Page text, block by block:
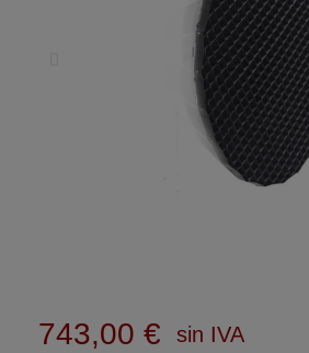
743,00 € sin IVA